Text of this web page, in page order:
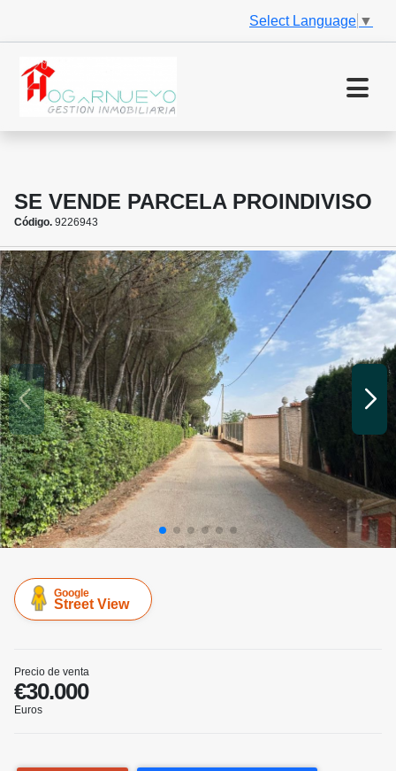
Select Language ▼
SE VENDE PARCELA PROINDIVISO
Código. 9226943
Google
Street View
Precio de venta
€30.000
Euros